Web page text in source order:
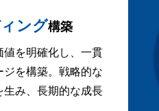
ング構築
を明確化し、一貫
ジを構築。戦略的な
み、長期的な成長